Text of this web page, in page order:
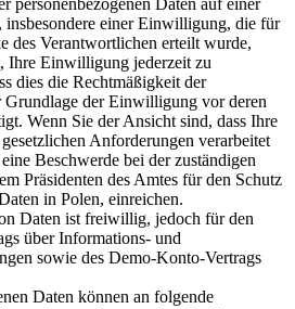
personenbezogenen Daten auf einer
einer Einwilligung, die für
des Verantwortlichen erteilt wurde,
Ihre Einwilligung jederzeit zu
dies die Rechtmäßigkeit der
Grundlage der Einwilligung vor deren
Wenn Sie der Ansicht sind, dass Ihre
Anforderungen verarbeitet
Beschwerde bei der zuständigen
Präsidenten des Amtes für den Schutz
in Polen, einreichen.
Daten ist freiwillig, jedoch für den
über Informations- und
sowie des Demo-Konto-Vertrags
Daten können an folgende